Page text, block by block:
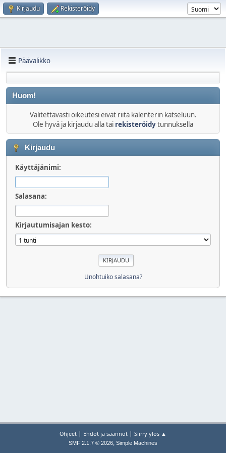
Kirjaudu Rekisteröidy
Päävalikko
Huom!
Valitettavasti oikeutesi eivät riitä kalenterin katseluun.
Ole hyvä ja kirjaudu alla tai rekisteröidytunnuksella
Kirjaudu
Käyttäjänimi:
Salasana:
Kirjautumisajan kesto:
Unohtuiko salasana?
Ohjeet | Ehdot ja säännöt | Siirry ylös ▲
SMF 2.1.7 © 2026, Simple Machines